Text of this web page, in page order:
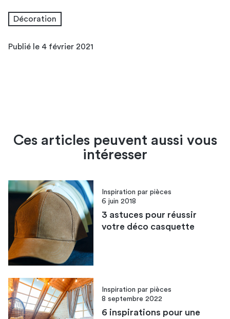
Décoration
Publié le 4 février 2021
Ces articles peuvent aussi vous
intéresser
Inspiration par pièces
6 juin 2018
3 astuces pour réussir
votre déco casquette
Inspiration par pièces
8 septembre 2022
6 inspirations pour une